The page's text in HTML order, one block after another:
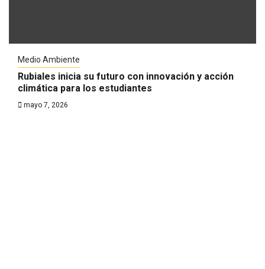
Medio Ambiente
Rubiales inicia su futuro con innovación y acción
climática para los estudiantes
mayo 7, 2026